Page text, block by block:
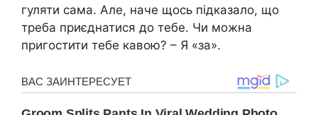
гуляти сама. Але, наче щось підказало, що
треба приєднатися до тебе. Чи можна
пригостити тебе кавою? – Я «за».